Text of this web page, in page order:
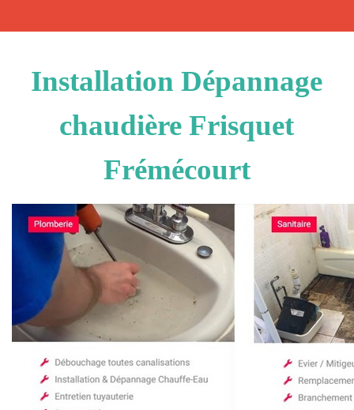
Installation Dépannage
chaudière Frisquet
Frémécourt